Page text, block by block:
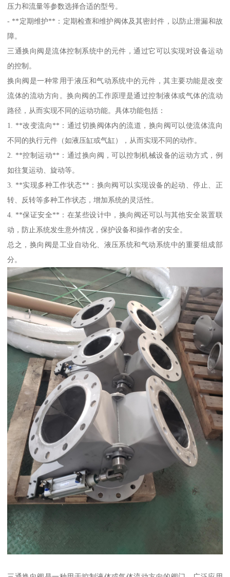
压力和流量等参数选择合适的型号。
- **定期维护**：定期检查和维护阀体及其密封件，以防止泄漏和故
障。
三通换向阀是流体控制系统中的元件，通过它可以实现对设备运动
的控制。
换向阀是一种常用于液压和气动系统中的元件，其主要功能是改变
流体的流动方向。换向阀的工作原理是通过控制液体或气体的流动
路径，从而实现不同的运动功能。具体功能包括：
1. **改变流向**：通过切换阀体内的流道，换向阀可以使流体流向
不同的执行元件（如液压缸或气缸），从而实现不同的动作。
2. **控制运动**：通过换向阀，可以控制机械设备的运动方式，例
如往复运动、旋动等。
3. **实现多种工作状态**：换向阀可以实现设备的起动、停止、正
转、反转等多种工作状态，增加系统的灵活性。
4. **保证安全**：在某些设计中，换向阀还可以与其他安全装置联
动，防止系统发生意外情况，保护设备和操作者的安全。
总之，换向阀是工业自动化、液压系统和气动系统中的重要组成部
分。